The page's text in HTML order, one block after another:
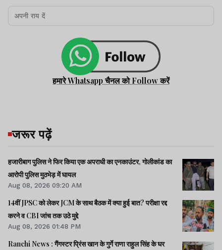
हमारे Whatsapp चैनल को Follow करें
जरूर पढ़ें
हजारीबाग पुलिस ने फिर किया एक अपराधी का एनकाउंटर, गोलीकांड का
आरोपी पुलिस मुठभेड़ में घायल
Aug 08, 2026 09:20 AM
14वीं JPSC को लेकर JCM के साथ बैठक में क्या हुई बात? परीक्षा रद्द
करने व CBI जांच तक उठे मुद्दे
Aug 08, 2026 01:48 PM
Ranchi News : गैंगस्टर प्रिंस खान के गुर्गे राणा राहुल सिंह के घर